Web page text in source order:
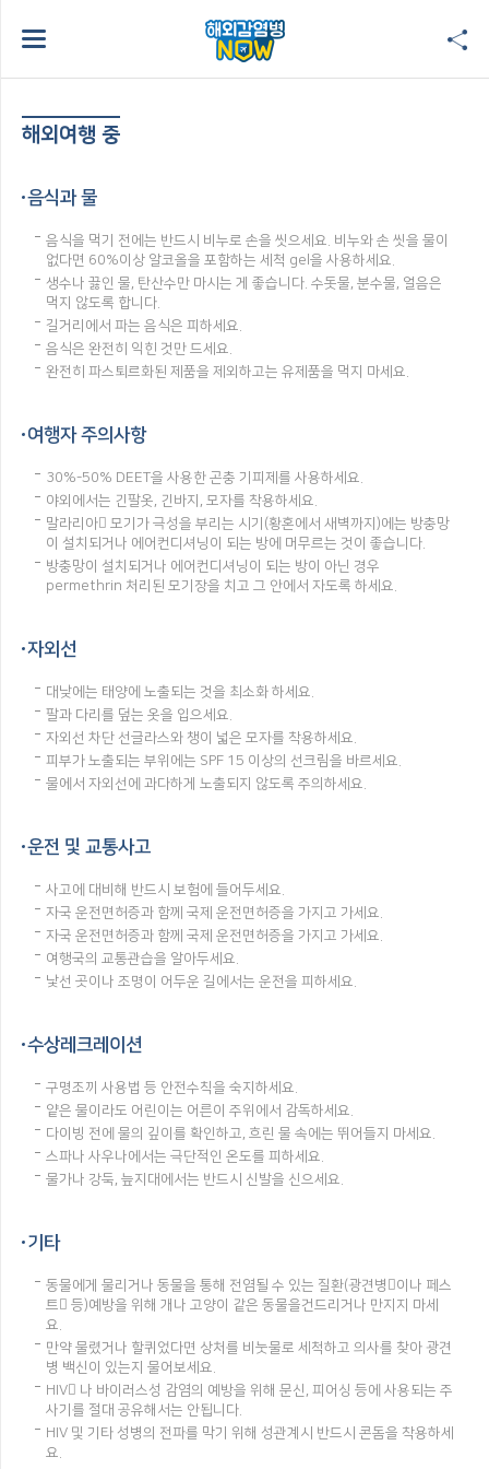
해외여행 중
음식과 물
음식을 먹기 전에는 반드시 비누로 손을 씻으세요. 비누와 손 씻을 물이
없다면 60%이상 알코올을 포함하는 세척 gel을 사용하세요.
생수나 끓인 물, 탄산수만 마시는 게 좋습니다. 수돗물, 분수물, 얼음은
먹지 않도록 합니다.
길거리에서 파는 음식은 피하세요.
음식은 완전히 익힌 것만 드세요.
완전히 파스퇴르화된 제품을 제외하고는 유제품을 먹지 마세요.
여행자 주의사항
30%-50% DEET을 사용한 곤충 기피제를 사용하세요.
야외에서는 긴팔옷, 긴바지, 모자를 착용하세요.
말라리아 모기가 극성을 부리는 시기(황혼에서 새벽까지)에는 방충망
이 설치되거나 에어컨디셔닝이 되는 방에 머무르는 것이 좋습니다.
방충망이 설치되거나 에어컨디셔닝이 되는 방이 아닌 경우
permethrin 처리된 모기장을 치고 그 안에서 자도록 하세요.
자외선
대낮에는 태양에 노출되는 것을 최소화 하세요.
팔과 다리를 덮는 옷을 입으세요.
자외선 차단 선글라스와 챙이 넓은 모자를 착용하세요.
피부가 노출되는 부위에는 SPF 15 이상의 선크림을 바르세요.
물에서 자외선에 과다하게 노출되지 않도록 주의하세요.
운전 및 교통사고
사고에 대비해 반드시 보험에 들어두세요.
자국 운전면허증과 함께 국제 운전면허증을 가지고 가세요.
자국 운전면허증과 함께 국제 운전면허증을 가지고 가세요.
여행국의 교통관습을 알아두세요.
낯선 곳이나 조명이 어두운 길에서는 운전을 피하세요.
수상레크레이션
구명조끼 사용법 등 안전수칙을 숙지하세요.
얕은 물이라도 어린이는 어른이 주위에서 감독하세요.
다이빙 전에 물의 깊이를 확인하고, 흐린 물 속에는 뛰어들지 마세요.
스파나 사우나에서는 극단적인 온도를 피하세요.
물가나 강둑, 늪지대에서는 반드시 신발을 신으세요.
기타
동물에게 물리거나 동물을 통해 전염될 수 있는 질환(광견병이나 페스
트 등)예방을 위해 개나 고양이 같은 동물을건드리거나 만지지 마세
요.
만약 물렸거나 할퀴었다면 상처를 비눗물로 세척하고 의사를 찾아 광견
병 백신이 있는지 물어보세요.
HIV 나 바이러스성 감염의 예방을 위해 문신, 피어싱 등에 사용되는 주
사기를 절대 공유해서는 안됩니다.
HIV 및 기타 성병의 전파를 막기 위해 성관계시 반드시 콘돔을 착용하세
요.